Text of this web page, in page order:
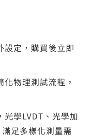
設定，購買後立即
化物理測試流程，
光學LVDT、光學加
足多樣化測量需